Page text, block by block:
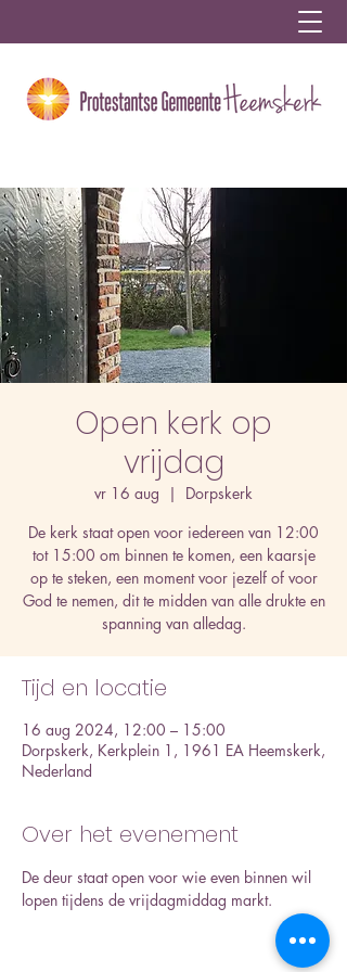
Open kerk op
vrijdag
vr 16 aug
  |
Dorpskerk
De kerk staat open voor iedereen van 12:00
tot 15:00 om binnen te komen, een kaarsje
op te steken, een moment voor jezelf of voor
God te nemen, dit te midden van alle drukte en
spanning van alledag.
Tijd en locatie
16 aug 2024, 12:00 – 15:00
Dorpskerk, Kerkplein 1, 1961 EA Heemskerk,
Nederland
Over het evenement
De deur staat open voor wie even binnen wil
lopen tijdens de vrijdagmiddag markt.